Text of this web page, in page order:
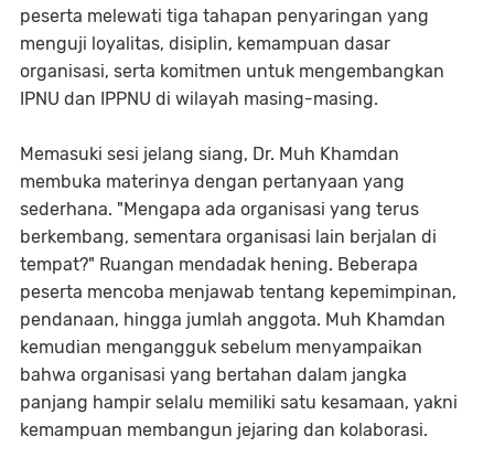
peserta melewati tiga tahapan penyaringan yang
menguji loyalitas, disiplin, kemampuan dasar
organisasi, serta komitmen untuk mengembangkan
IPNU dan IPPNU di wilayah masing-masing.
Memasuki sesi jelang siang, Dr. Muh Khamdan
membuka materinya dengan pertanyaan yang
sederhana. "Mengapa ada organisasi yang terus
berkembang, sementara organisasi lain berjalan di
tempat?" Ruangan mendadak hening. Beberapa
peserta mencoba menjawab tentang kepemimpinan,
pendanaan, hingga jumlah anggota. Muh Khamdan
kemudian mengangguk sebelum menyampaikan
bahwa organisasi yang bertahan dalam jangka
panjang hampir selalu memiliki satu kesamaan, yakni
kemampuan membangun jejaring dan kolaborasi.